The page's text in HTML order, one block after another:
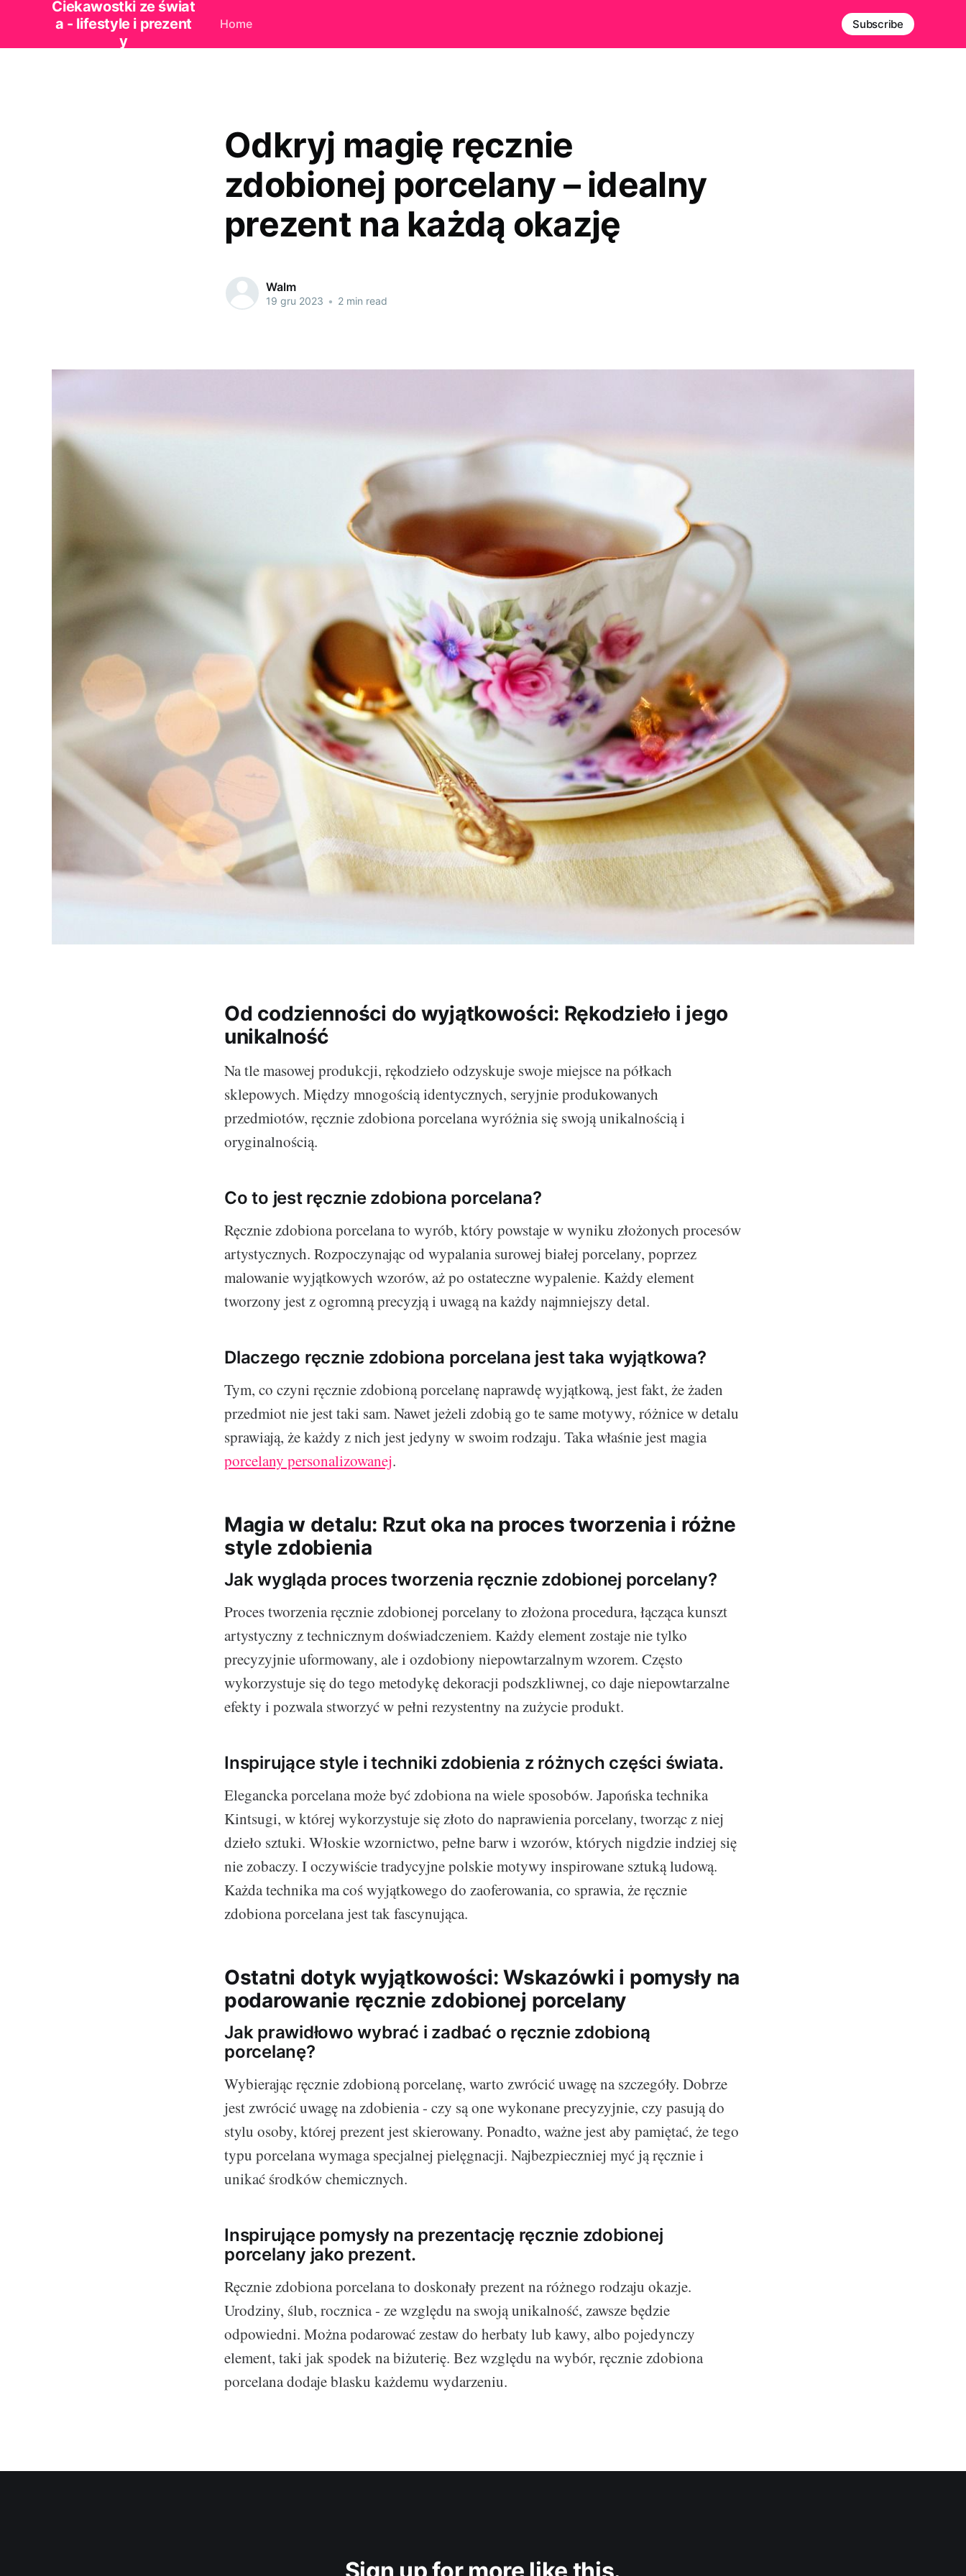
Ciekawostki ze świat
a - lifestyle i prezent
y
Home Subscribe
Odkryj magię ręcznie
zdobionej porcelany – idealny
prezent na każdą okazję
Walm
19 gru 2023 • 2 min read
Od codzienności do wyjątkowości: Rękodzieło i jego
unikalność
Na tle masowej produkcji, rękodzieło odzyskuje swoje miejsce na półkach
sklepowych. Między mnogością identycznych, seryjnie produkowanych
przedmiotów, ręcznie zdobiona porcelana wyróżnia się swoją unikalnością i
oryginalnością.
Co to jest ręcznie zdobiona porcelana?
Ręcznie zdobiona porcelana to wyrób, który powstaje w wyniku złożonych procesów
artystycznych. Rozpoczynając od wypalania surowej białej porcelany, poprzez
malowanie wyjątkowych wzorów, aż po ostateczne wypalenie. Każdy element
tworzony jest z ogromną precyzją i uwagą na każdy najmniejszy detal.
Dlaczego ręcznie zdobiona porcelana jest taka wyjątkowa?
Tym, co czyni ręcznie zdobioną porcelanę naprawdę wyjątkową, jest fakt, że żaden
przedmiot nie jest taki sam. Nawet jeżeli zdobią go te same motywy, różnice w detalu
sprawiają, że każdy z nich jest jedyny w swoim rodzaju. Taka właśnie jest magia
porcelany personalizowanej.
Magia w detalu: Rzut oka na proces tworzenia i różne
style zdobienia
Jak wygląda proces tworzenia ręcznie zdobionej porcelany?
Proces tworzenia ręcznie zdobionej porcelany to złożona procedura, łącząca kunszt
artystyczny z technicznym doświadczeniem. Każdy element zostaje nie tylko
precyzyjnie uformowany, ale i ozdobiony niepowtarzalnym wzorem. Często
wykorzystuje się do tego metodykę dekoracji podszkliwnej, co daje niepowtarzalne
efekty i pozwala stworzyć w pełni rezystentny na zużycie produkt.
Inspirujące style i techniki zdobienia z różnych części świata.
Elegancka porcelana może być zdobiona na wiele sposobów. Japońska technika
Kintsugi, w której wykorzystuje się złoto do naprawienia porcelany, tworząc z niej
dzieło sztuki. Włoskie wzornictwo, pełne barw i wzorów, których nigdzie indziej się
nie zobaczy. I oczywiście tradycyjne polskie motywy inspirowane sztuką ludową.
Każda technika ma coś wyjątkowego do zaoferowania, co sprawia, że ręcznie
zdobiona porcelana jest tak fascynująca.
Ostatni dotyk wyjątkowości: Wskazówki i pomysły na
podarowanie ręcznie zdobionej porcelany
Jak prawidłowo wybrać i zadbać o ręcznie zdobioną
porcelanę?
Wybierając ręcznie zdobioną porcelanę, warto zwrócić uwagę na szczegóły. Dobrze
jest zwrócić uwagę na zdobienia - czy są one wykonane precyzyjnie, czy pasują do
stylu osoby, której prezent jest skierowany. Ponadto, ważne jest aby pamiętać, że tego
typu porcelana wymaga specjalnej pielęgnacji. Najbezpieczniej myć ją ręcznie i
unikać środków chemicznych.
Inspirujące pomysły na prezentację ręcznie zdobionej
porcelany jako prezent.
Ręcznie zdobiona porcelana to doskonały prezent na różnego rodzaju okazje.
Urodziny, ślub, rocznica - ze względu na swoją unikalność, zawsze będzie
odpowiedni. Można podarować zestaw do herbaty lub kawy, albo pojedynczy
element, taki jak spodek na biżuterię. Bez względu na wybór, ręcznie zdobiona
porcelana dodaje blasku każdemu wydarzeniu.